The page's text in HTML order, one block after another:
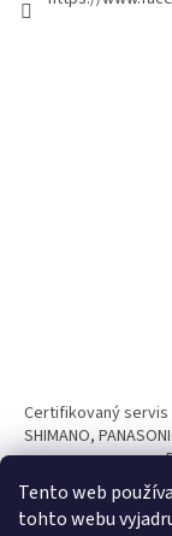
Tento web
tohto webu
Certifikovaný servis
SHIMANO,